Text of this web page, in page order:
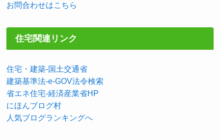
お問合わせはこちら
住宅関連リンク
住宅・建築-国土交通省
建築基準法-e-GOV法令検索
省エネ住宅-経済産業省HP
にほんブログ村
人気ブログランキングへ